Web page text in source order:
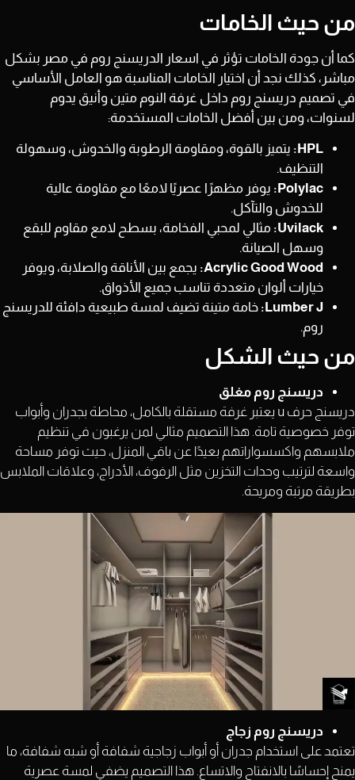
من حيث الخامات
كما أن جودة الخامات تؤثر في اسعار الدريسنج روم في مصر بشكل
مباشر، كذلك نجد أن اختيار الخامات المناسبة هو العامل الأساسي
في تصميم دريسنج روم داخل غرفة النوم متين وأنيق يدوم
لسنوات، ومن بين أفضل الخامات المستخدمة:
HPL:
يتميز بالقوة، ومقاومة الرطوبة والخدوش، وسهولة
التنظيف.
Polylac:
يوفر مظهرًا عصريًا لامعًا مع مقاومة عالية
للخدوش والتآكل.
Uvilack: مثالي لمحبي الفخامة، بسطح لامع مقاوم للبقع
وسهل الصيانة.
Acrylic Good Wood: يجمع بين الأناقة والصلابة، ويوفر
خيارات ألوان متعددة تناسب جميع الأذواق.
Lumber J: خامة متينة تضيف لمسة طبيعية دافئة للدريسنج
روم.
من حيث الشكل
دريسنج روم مغلق
دريسنج حرف u يعتبر غرفة مستقلة بالكامل، محاطة بجدران وأبواب
توفر خصوصية تامة. هذا التصميم مثالي لمن يرغبون في تنظيم
ملابسهم واكسسواراتهم بعيدًا عن باقي المنزل، حيث توفر مساحة
واسعة لترتيب وحدات التخزين مثل الرفوف، الأدراج، وعلاقات الملابس
بطريقة مرتبة ومريحة.
دريسنج روم زجاج
تعتمد على استخدام جدران أو أبواب زجاجية شفافة أو شبه شفافة، ما
يمنح إحساسًا بالانفتاح والاتساع. هذا التصميم يضفي لمسة عصرية